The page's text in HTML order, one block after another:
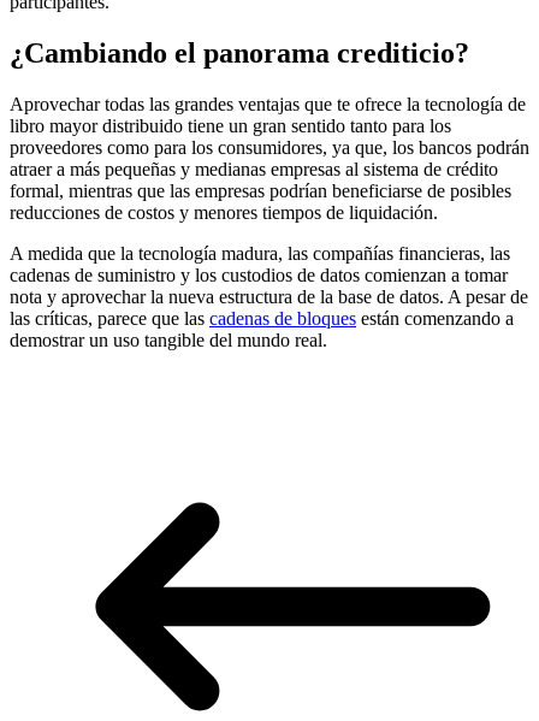
¿Cambiando el panorama crediticio?
Aprovechar todas las grandes ventajas que te ofrece la tecnología de
libro mayor distribuido tiene un gran sentido tanto para los
proveedores como para los consumidores, ya que, los bancos podrán
atraer a más pequeñas y medianas empresas al sistema de crédito
formal, mientras que las empresas podrían beneficiarse de posibles
reducciones de costos y menores tiempos de liquidación.
A medida que la tecnología madura, las compañías financieras, las
cadenas de suministro y los custodios de datos comienzan a tomar
nota y aprovechar la nueva estructura de la base de datos. A pesar de
las críticas, parece que las cadenas de bloques están comenzando a
demostrar un uso tangible del mundo real.